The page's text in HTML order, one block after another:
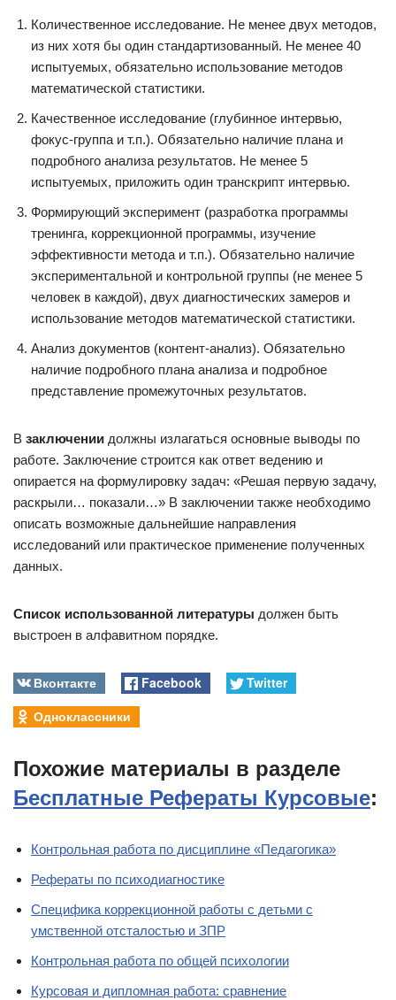
Количественное исследование. Не менее двух методов,
из них хотя бы один стандартизованный. Не менее 40
испытуемых, обязательно использование методов
математической статистики.
Качественное исследование (глубинное интервью,
фокус-группа и т.п.). Обязательно наличие плана и
подробного анализа результатов. Не менее 5
испытуемых, приложить один транскрипт интервью.
Формирующий эксперимент (разработка программы
тренинга, коррекционной программы, изучение
эффективности метода и т.п.). Обязательно наличие
экспериментальной и контрольной группы (не менее 5
человек в каждой), двух диагностических замеров и
использование методов математической статистики.
Анализ документов (контент-анализ). Обязательно
наличие подробного плана анализа и подробное
представление промежуточных результатов.
В заключении должны излагаться основные выводы по
работе. Заключение строится как ответ ведению и
опирается на формулировку задач: «Решая первую задачу,
раскрыли… показали…» В заключении также необходимо
описать возможные дальнейшие направления
исследований или практическое применение полученных
данных.
Список использованной литературы должен быть
выстроен в алфавитном порядке.
Вконтакте Facebook
Twitter
Одноклассники
Похожие материалы в разделе
Бесплатные Рефераты Курсовые:
Контрольная работа по дисциплине «Педагогика»
Рефераты по психодиагностике
Специфика коррекционной работы с детьми с
умственной отсталостью и ЗПР
Контрольная работа по общей психологии
Курсовая и дипломная работа: сравнение